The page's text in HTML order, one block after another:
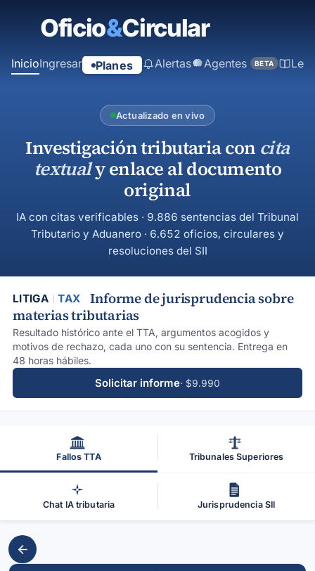
principal
InicioIngresar Planes Alertas Agentes BETA
Actualizado en vivo
Investigación tributaria con cita
textualy enlace al documento
original
IA con citas verificables · 9.886 sentencias del Tribunal
Tributario y Aduanero · 6.652 oficios, circulares y
resoluciones del SII
LITIGA TAX
Informe de jurisprudencia sobre
materias tributarias
Resultado histórico ante el TTA, argumentos acogidos y
motivos de rechazo, cada uno con su sentencia. Entrega en
48 horas hábiles.
Solicitar informe· $9.990
Fallos TTA Tribunales Superiores
Chat IA tributaria Jurisprudencia SII